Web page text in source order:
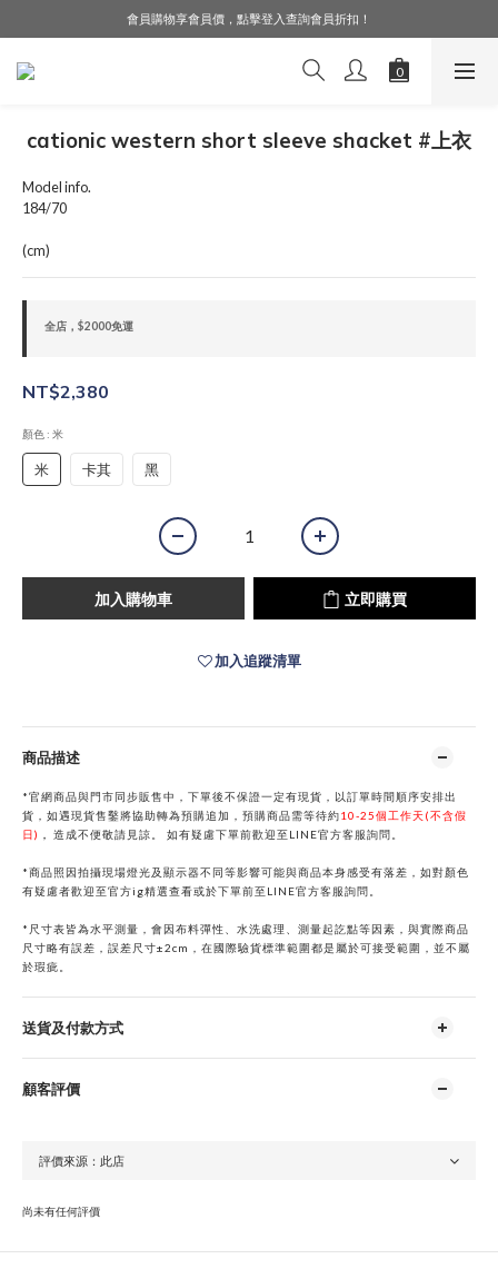
LINE好友募集中，加入就送購物金$50！
會員購物享會員價，點擊登入查詢會員折扣！
LINE好友募集中，加入就送購物金$50！
cationic western short sleeve shacket #上衣
Model info.
184/70
(cm)
全店，$2000免運
NT$2,380
顏色 : 米
米 卡其 黑
加入購物車 立即購買
加入追蹤清單
商品描述
*官網商品與門市同步販售中，下單後不保證一定有現貨，以訂單時間順序安排出
貨，如遇現貨售鑿將協助轉為預購追加，預購商品需等待約10-25個工作天(不含假
日) ， 造成不便敬請見諒。 如有疑慮下單前歡迎至LINE官方客服詢問。
*商品照因拍攝現場燈光及顯示器不同等影響可能與商品本身感受有落差，如對顏色
有疑慮者歡迎至官方ig精選查看或於下單前至LINE官方客服詢問。
* 尺寸表皆為水平測量，會因布料彈性、水洗處理、測量起訖點等因素，與實際商品
尺寸略有誤差，誤差尺寸±2cm，在國際驗貨標準範圍都是屬於可接受範圍，並不屬
於瑕疵。
送貨及付款方式
顧客評價
尚未有任何評價